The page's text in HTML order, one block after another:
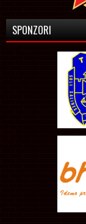
SPONZORI